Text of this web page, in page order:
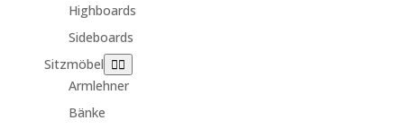
Highboards
Sideboards
Sitzmöbel
Armlehner
Bänke